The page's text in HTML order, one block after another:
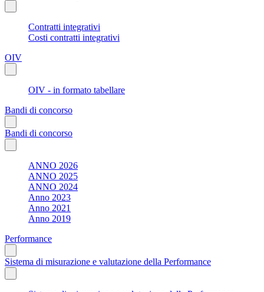
Contratti integrativi
Costi contratti integrativi
OIV
OIV - in formato tabellare
Bandi di concorso
Bandi di concorso
ANNO 2026
ANNO 2025
ANNO 2024
Anno 2023
Anno 2021
Anno 2019
Performance
Sistema di misurazione e valutazione della Performance